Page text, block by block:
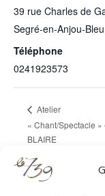
39 rue Charles de
Segré-en-Anjou-Bleu
Téléphone
0241923573
Atelier
« Chant/Spectacle »
BLAIRE